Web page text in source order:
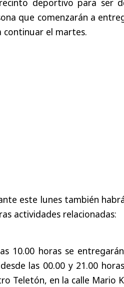
deportivo para ser
que comenzarán a
continuar el martes.
este lunes también
actividades relacionadas:
10.00 horas se
las 00.00 y 21.00
Teletón, en la calle Mario